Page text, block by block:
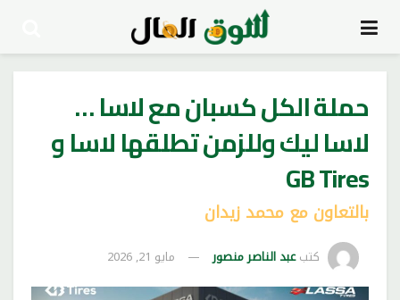
حملة الكل كسبان مع لاسا …
لاسا ليك وللزمن تطلقها لاسا و
GB Tires
بالتعاون مع محمد زيدان
كتبعبد الناصر منصور مايو 21, 2026